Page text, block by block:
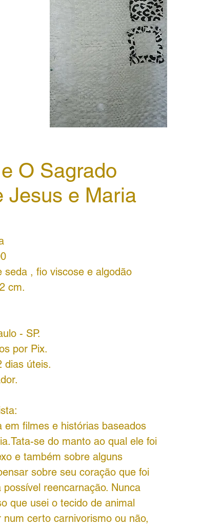
O Sagrado
Jesus e Maria
seda , fio viscose e algodão
cm.
- SP.
por Pix.
dias úteis.
em filmes e histórias baseados
se do manto ao qual ele foi
e também sobre alguns
sobre seu coração que foi
reencarnação. Nunca
que usei o tecido de animal
certo carnivorismo ou não,